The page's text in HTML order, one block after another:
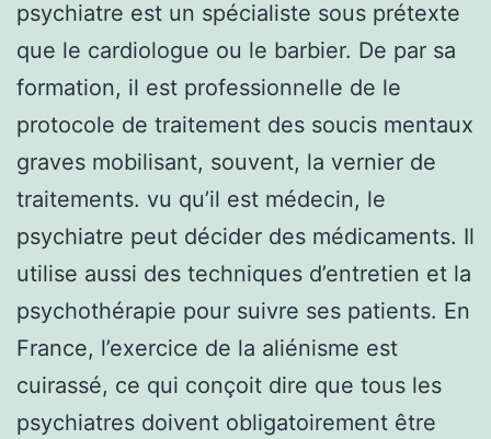
psychiatre est un spécialiste sous prétexte
que le cardiologue ou le barbier. De par sa
formation, il est professionnelle de le
protocole de traitement des soucis mentaux
graves mobilisant, souvent, la vernier de
traitements. vu qu’il est médecin, le
psychiatre peut décider des médicaments. Il
utilise aussi des techniques d’entretien et la
psychothérapie pour suivre ses patients. En
France, l’exercice de la aliénisme est
cuirassé, ce qui conçoit dire que tous les
psychiatres doivent obligatoirement être